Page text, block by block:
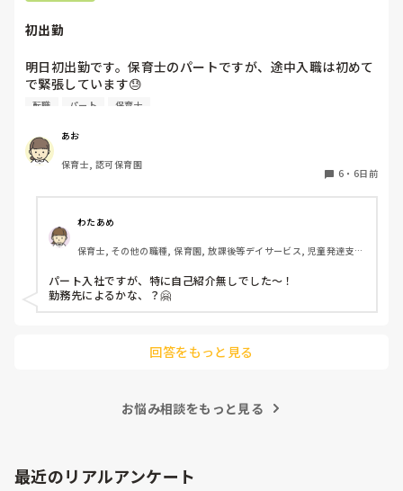
初出勤
明日初出勤です。保育士のパートですが、途中入職は初めて
で緊張しています😓
子どもの前で自己紹介とかあったりするんでしょうか？？ど
転職 パート 保育士
あお
保育士, 認可保育園
6 ・ 6日前
わたあめ
保育士, その他の職種, 保育園, 放課後等デイサービス, 児童発達支援
パート入社ですが、特に自己紹介無しでした〜！
勤務先によるかな、？🤗
回答をもっと見る
お悩み相談をもっと見る
最近のリアルアンケート